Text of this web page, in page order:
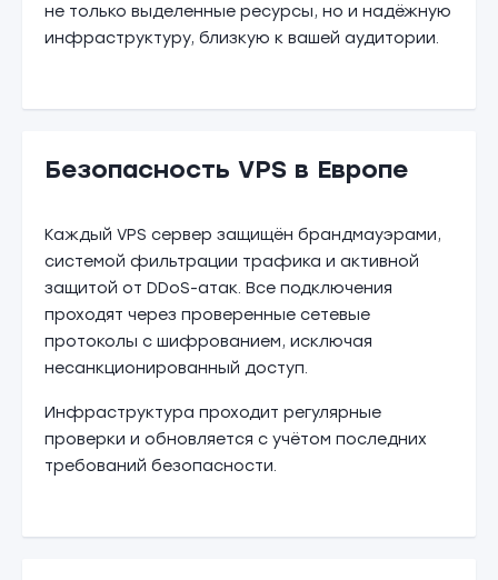
не только выделенные ресурсы, но и надёжную
инфраструктуру, близкую к вашей аудитории.
Безопасность VPS в Европе
Каждый VPS сервер защищён брандмауэрами,
системой фильтрации трафика и активной
защитой от DDoS-атак. Все подключения
проходят через проверенные сетевые
протоколы с шифрованием, исключая
несанкционированный доступ.
Инфраструктура проходит регулярные
проверки и обновляется с учётом последних
требований безопасности.